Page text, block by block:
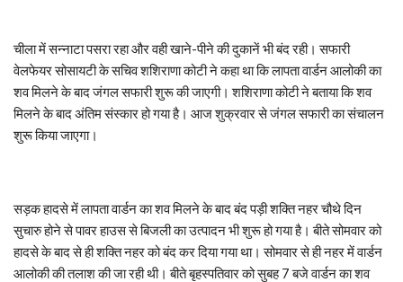
चीला में सन्नाटा पसरा रहा और वही खाने-पीने की दुकानें भी बंद रही। सफारी
वेलफेयर सोसायटी के सचिव शशिराणा कोटी ने कहा था कि लापता वार्डन आलोकी का
शव मिलने के बाद जंगल सफारी शुरू की जाएगी। शशिराणा कोटी ने बताया कि शव
मिलने के बाद अंतिम संस्कार हो गया है। आज शुक्रवार से जंगल सफारी का संचालन
शुरू किया जाएगा।
सड़क हादसे में लापता वार्डन का शव मिलने के बाद बंद पड़ी शक्ति नहर चौथे दिन
सुचारु होने से पावर हाउस से बिजली का उत्पादन भी शुरू हो गया है। बीते सोमवार को
हादसे के बाद से ही शक्ति नहर को बंद कर दिया गया था। सोमवार से ही नहर में वार्डन
आलोकी की तलाश की जा रही थी। बीते बृहस्पतिवार को सुबह 7 बजे वार्डन का शव